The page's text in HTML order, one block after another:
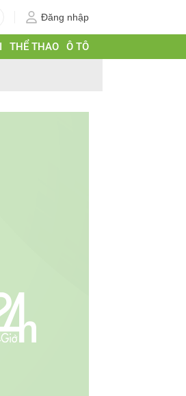
Đăng nhập
THỂ THAO Ô TÔ